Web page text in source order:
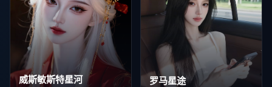
威斯敏斯特星河 罗马星途